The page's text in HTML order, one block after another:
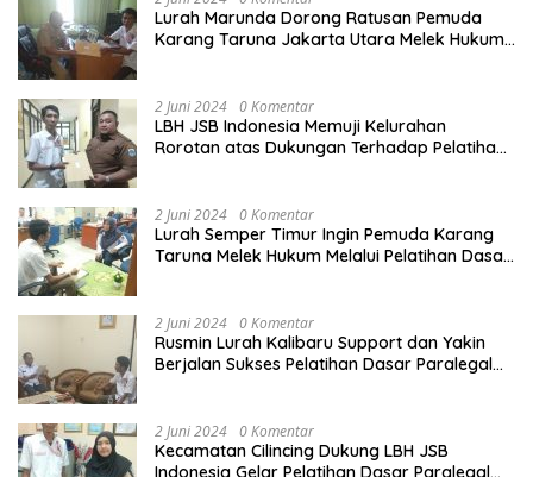
Lurah Marunda Dorong Ratusan Pemuda
Karang Taruna Jakarta Utara Melek Hukum
2 Juni 2024 0 Komentar
LBH JSB Indonesia Memuji Kelurahan
Rorotan atas Dukungan Terhadap Pelatihan
2 Juni 2024 0 Komentar
Lurah Semper Timur Ingin Pemuda Karang
Taruna Melek Hukum Melalui Pelatihan Dasar
2 Juni 2024 0 Komentar
Rusmin Lurah Kalibaru Support dan Yakin
Berjalan Sukses Pelatihan Dasar Paralegal
2 Juni 2024 0 Komentar
Kecamatan Cilincing Dukung LBH JSB
Indonesia Gelar Pelatihan Dasar Paralegal